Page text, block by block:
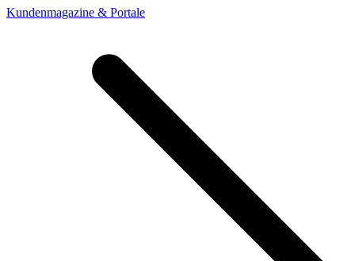
Kundenmagazine & Portale